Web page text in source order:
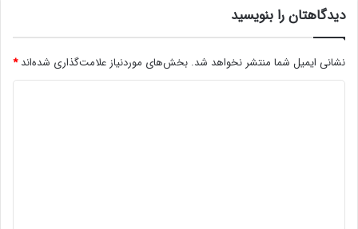
دیدگاهتان را بنویسید
نشانی ایمیل شما منتشر نخواهد شد. بخش‌های موردنیاز علامت‌گذاری شده‌اند*